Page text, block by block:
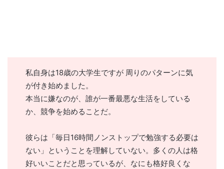
私自身は18歳の大学生ですが 周りのパターンに気
が付き始めました。
本当に嫌なのが、誰が一番最悪な生活をしている
か、競争を始めることだ。
彼らは「毎日16時間ノンストップで勉強する必要は
ない」ということを理解していない。多くの人は格
好いいことだと思っているが、なにも格好良くな